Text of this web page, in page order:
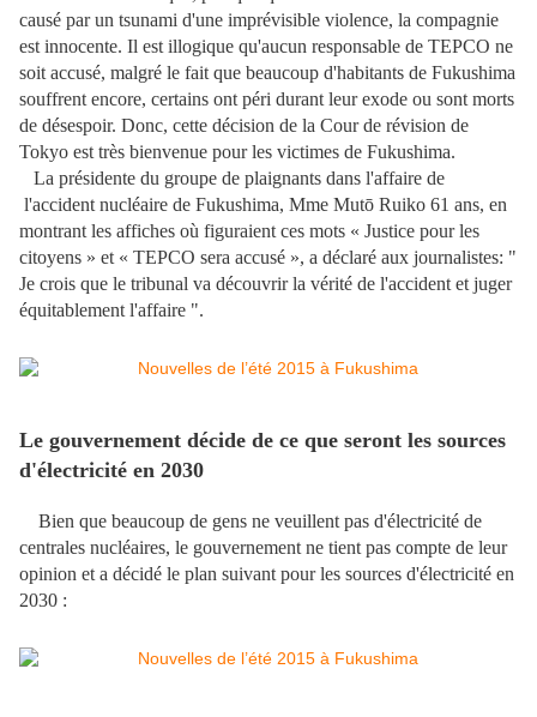
causé par un tsunami d'une imprévisible violence, la compagnie
est innocente. Il est illogique qu'aucun responsable de TEPCO ne
soit accusé, malgré le fait que beaucoup d'habitants de Fukushima
souffrent encore, certains ont péri durant leur exode ou sont morts
de désespoir. Donc, cette décision de la Cour de révision de
Tokyo est très bienvenue pour les victimes de Fukushima.
La présidente du groupe de plaignants dans l'affaire de
l'accident nucléaire de Fukushima, Mme Mutō Ruiko 61 ans, en
montrant les affiches où figuraient ces mots « Justice pour les
citoyens » et « TEPCO sera accusé », a déclaré aux journalistes: "
Je crois que le tribunal va découvrir la vérité de l'accident et juger
équitablement l'affaire ".
Le gouvernement décide de ce que seront les sources
d'électricité en 2030
Bien que beaucoup de gens ne veuillent pas d'électricité de
centrales nucléaires, le gouvernement ne tient pas compte de leur
opinion et a décidé le plan suivant pour les sources d'électricité en
2030 :